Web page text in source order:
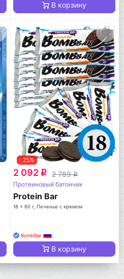
В корзину
-25%
2 092 q 2 789q
Протеиновый батончик
Protein Bar
18 x 60 г, Печенье с кремом
BombBar
В корзину